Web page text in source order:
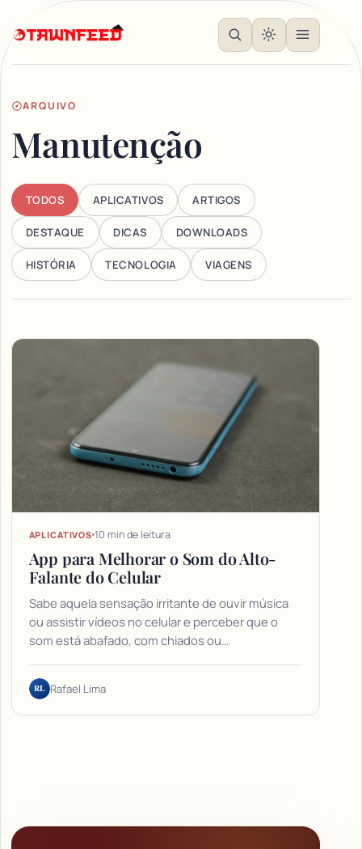
ARQUIVO
Manutenção
TODOS APLICATIVOS ARTIGOS
DESTAQUE DICAS DOWNLOADS
HISTÓRIA TECNOLOGIA VIAGENS
Articles
APLICATIVOS 10 min de leitura
App para Melhorar o Som do Alto-
Falante do Celular
Sabe aquela sensação irritante de ouvir música
ou assistir vídeos no celular e perceber que o
som está abafado, com chiados ou…
RL Rafael Lima